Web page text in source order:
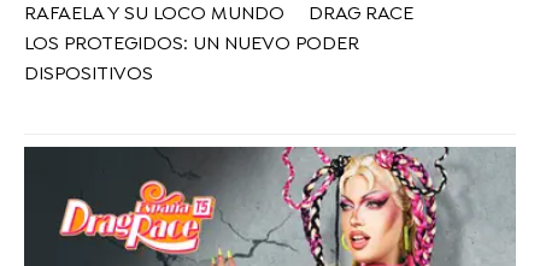
RAFAELA Y SU LOCO MUNDO
DRAG RACE
LOS PROTEGIDOS: UN NUEVO PODER
DISPOSITIVOS